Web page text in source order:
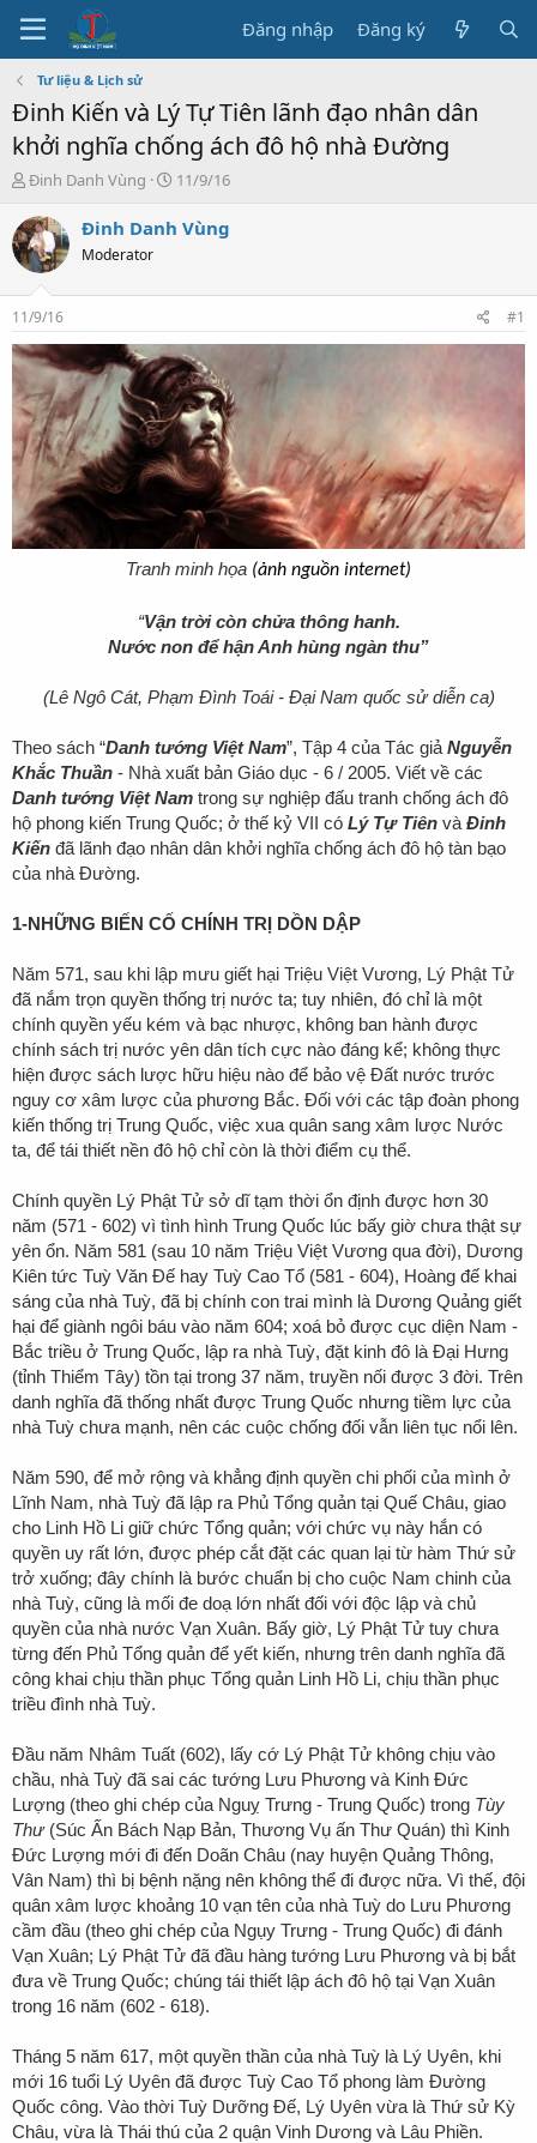
Đăng nhập Đăng ký
Tư liệu & Lịch sử
Đinh Kiến và Lý Tự Tiên lãnh đạo nhân dân
khởi nghĩa chống ách đô hộ nhà Đường
T
r
e
a
s
t
a
t
e
r
Đinh Danh Vùng
N
à
ầ
u
11/9/16
Đinh Danh Vùng
Moderator
11/9/16 #1
Tranh minh họa (ảnh nguồn internet)
“Vận trời còn chửa thông hanh.
Nước non để hận Anh hùng ngàn thu”
(Lê Ngô Cát, Phạm Đình Toái - Đại Nam quốc sử diễn ca)
Theo sách “Danh tướng Việt Nam”, Tập 4 của Tác giả Nguyễn
Khắc Thuần - Nhà xuất bản Giáo dục - 6 / 2005. Viết về các
Danh tướng Việt Nam trong sự nghiệp đấu tranh chống ách đô
hộ phong kiến Trung Quốc; ở thế kỷ VII có Lý Tự Tiên và Đinh
Kiến đã lãnh đạo nhân dân khởi nghĩa chống ách đô hộ tàn bạo
của nhà Đường.
1-NHỮNG BIẾN CỐ CHÍNH TRỊ DỒN DẬP
Năm 571, sau khi lập mưu giết hại Triệu Việt Vương, Lý Phật Tử
đã nắm trọn quyền thống trị nước ta; tuy nhiên, đó chỉ là một
chính quyền yếu kém và bạc nhược, không ban hành được
chính sách trị nước yên dân tích cực nào đáng kể; không thực
hiện được sách lược hữu hiệu nào để bảo vệ Đất nước trước
nguy cơ xâm lược của phương Bắc. Đối với các tập đoàn phong
kiến thống trị Trung Quốc, việc xua quân sang xâm lược Nước
ta, để tái thiết nền đô hộ chỉ còn là thời điểm cụ thể.
Chính quyền Lý Phật Tử sở dĩ tạm thời ổn định được hơn 30
năm (571 - 602) vì tình hình Trung Quốc lúc bấy giờ chưa thật sự
yên ổn. Năm 581 (sau 10 năm Triệu Việt Vương qua đời), Dương
Kiên tức Tuỳ Văn Đế hay Tuỳ Cao Tổ (581 - 604), Hoàng đế khai
sáng của nhà Tuỳ, đã bị chính con trai mình là Dương Quảng giết
hại để giành ngôi báu vào năm 604; xoá bỏ được cục diện Nam -
Bắc triều ở Trung Quốc, lập ra nhà Tuỳ, đặt kinh đô là Đại Hưng
(tỉnh Thiểm Tây) tồn tại trong 37 năm, truyền nối được 3 đời. Trên
danh nghĩa đã thống nhất được Trung Quốc nhưng tiềm lực của
nhà Tuỳ chưa mạnh, nên các cuộc chống đối vẫn liên tục nổi lên.
Năm 590, để mở rộng và khẳng định quyền chi phối của mình ở
Lĩnh Nam, nhà Tuỳ đã lập ra Phủ Tổng quản tại Quế Châu, giao
cho Linh Hồ Li giữ chức Tổng quản; với chức vụ này hắn có
quyền uy rất lớn, được phép cắt đặt các quan lại từ hàm Thứ sử
trở xuống; đây chính là bước chuẩn bị cho cuộc Nam chinh của
nhà Tuỳ, cũng là mối đe doạ lớn nhất đối với độc lập và chủ
quyền của nhà nước Vạn Xuân. Bấy giờ, Lý Phật Tử tuy chưa
từng đến Phủ Tổng quản để yết kiến, nhưng trên danh nghĩa đã
công khai chịu thần phục Tổng quản Linh Hồ Li, chịu thần phục
triều đình nhà Tuỳ.
Đầu năm Nhâm Tuất (602), lấy cớ Lý Phật Tử không chịu vào
chầu, nhà Tuỳ đã sai các tướng Lưu Phương và Kinh Đức
Lượng (theo ghi chép của Nguỵ Trưng - Trung Quốc) trong Tùy
Thư(Súc Ấn Bách Nạp Bản, Thương Vụ ấn Thư Quán) thì Kinh
Đức Lượng mới đi đến Doãn Châu (nay huyện Quảng Thông,
Vân Nam) thì bị bệnh nặng nên không thể đi được nữa. Vì thế, đội
quân xâm lược khoảng 10 vạn tên của nhà Tuỳ do Lưu Phương
cầm đầu (theo ghi chép của Ngụy Trưng - Trung Quốc) đi đánh
Vạn Xuân; Lý Phật Tử đã đầu hàng tướng Lưu Phương và bị bắt
đưa về Trung Quốc; chúng tái thiết lập ách đô hộ tại Vạn Xuân
trong 16 năm (602 - 618).
Tháng 5 năm 617, một quyền thần của nhà Tuỳ là Lý Uyên, khi
mới 16 tuổi Lý Uyên đã được Tuỳ Cao Tổ phong làm Đường
Quốc công. Vào thời Tuỳ Dưỡng Đế, Lý Uyên vừa là Thứ sử Kỳ
Châu, vừa là Thái thú của 2 quận Vinh Dương và Lâu Phiền.